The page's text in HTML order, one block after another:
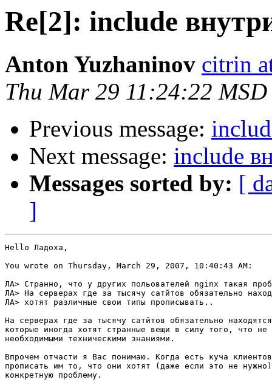
Re[2]: include
Anton Yuzhaninov citrin
Thu Mar 29 11:24:22
Previous message:
Next message: include
Messages sorted by: [
]
Hello Ладоха,
You wrote on Thursday, March 29, 2007, 10:40:43 AM:
ЛА> Странно, что у других польователей nginx такая
ЛА> На серверах где за тысячу сатйтов обязательно
ЛА> хотят различные свои типы прописывать..
На серверах где за тысячу сатйтов обязательно
которые иногда хотят странные вещи в силу того, что не
необходимыми техническими знаниями.
Впрочем отчасти я Вас понимаю. Когда есть куча
прописать им то, что они хотят (даже если это не
конкретную проблему.